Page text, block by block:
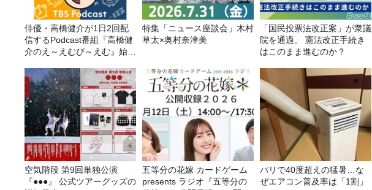
俳優・高橋健介が1日2回配
信するPodcast番組『高橋健
介のえ～えむぴ～えむ』始ま
特集「ニュース座談会」木村
草太×奥村奈津美
「国民投票法改正案」が衆議
院を通過。 憲法改正手続き
はこのまま進むのか？
空気階段 第9回単独公演
『●●●』 公式ツアーグッズの
五等分の花嫁 カードゲーム
presents ラジオ『五等分の
パリで40度超えの猛暑…な
ぜエアコン普及率は「1割」